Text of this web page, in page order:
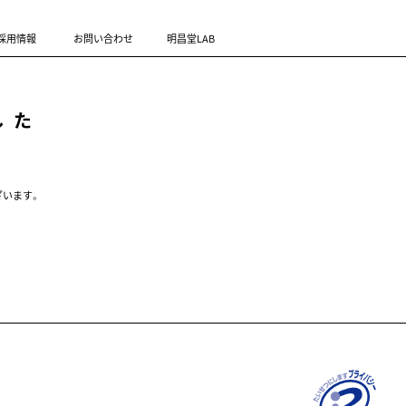
用情報 お問い合わせ 明昌堂LAB
ます。